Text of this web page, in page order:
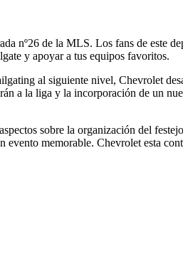
nº26 de la MLS. Los fans de este
y apoyar a tus equipos favoritos.
al siguiente nivel, Chevrolet
a la liga y la incorporación de un
sobre la organización del
evento memorable. Chevrolet esta